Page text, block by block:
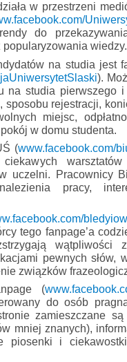
w przestrzeni
do
wiedzy.
na studia jest
).
na studia pierwszego
sposobu rejestracji,
miejsc,
w domu studenta.
(www.facebook.com/
uczelni. Pracownicy
pracy,
tego fanpage’a
wątpliwości
pewnych słów,
związków
(
do osób
zamieszczane
mniej znanych),
piosenki i